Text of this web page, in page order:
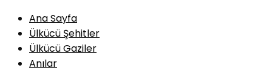
Ana Sayfa
Ülkücü Şehitler
Ülkücü Gaziler
Anılar